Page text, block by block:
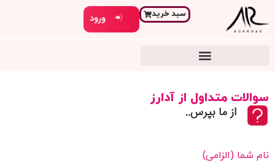
سبد خرید ورود
سوالات متداول از آدارز
از ما بپرس..
نام شما (الزامی)